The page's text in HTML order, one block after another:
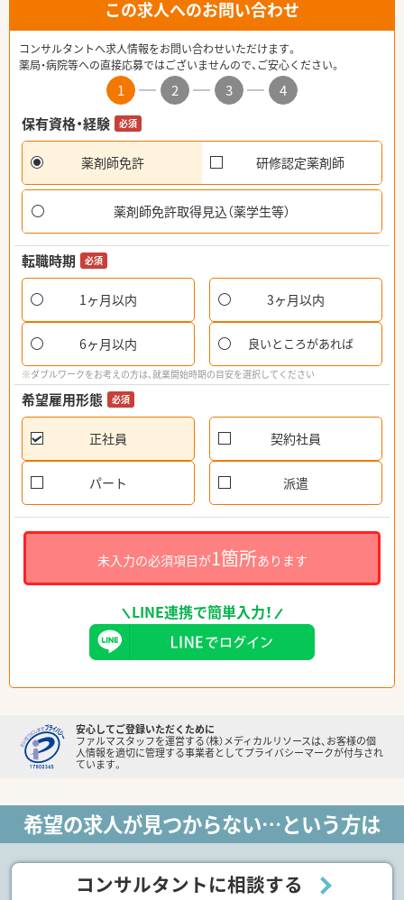
この求人へのお問い合わせ
コンサルタントへ求人情報をお問い合わせいただけます。
薬局・病院等への直接応募ではございませんので、ご安心ください。
1 2 3
4
保有資格・経験
必須
薬剤師免許 研修認定薬剤師
薬剤師免許取得見込（薬学生等）
転職時期 必須
1ヶ月以内 3ヶ月以内
6ヶ月以内 良いところがあれば
※ダブルワークをお考えの方は、就業開始時期の目安を選択してください
希望雇用形態 必須
正社員 契約社員
パート 派遣
未入力の必須項目が1箇所あります
LINE連携で簡単入力！
安心してご登録いただくために
ファルマスタッフを運営する（株）メディカルリソースは、お客様の個
人情報を適切に管理する事業者としてプライバシーマークが付与され
ています。
希望の求人が見つからない…という方は
コンサルタントに相談する